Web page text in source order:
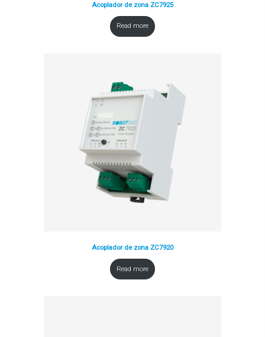
Acoplador de zona ZC7925
Read more
Acoplador de zona ZC7920
Read more